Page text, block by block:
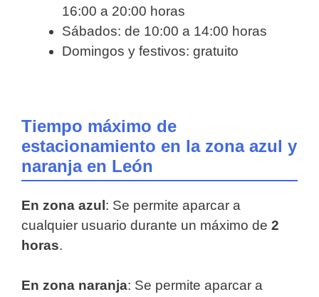
16:00 a 20:00 horas
Sábados: de 10:00 a 14:00 horas
Domingos y festivos: gratuito
Tiempo máximo de
estacionamiento en la zona azul y
naranja en León
En zona azul: Se permite aparcar a
cualquier usuario durante un máximo de 2
horas.
En zona naranja: Se permite aparcar a